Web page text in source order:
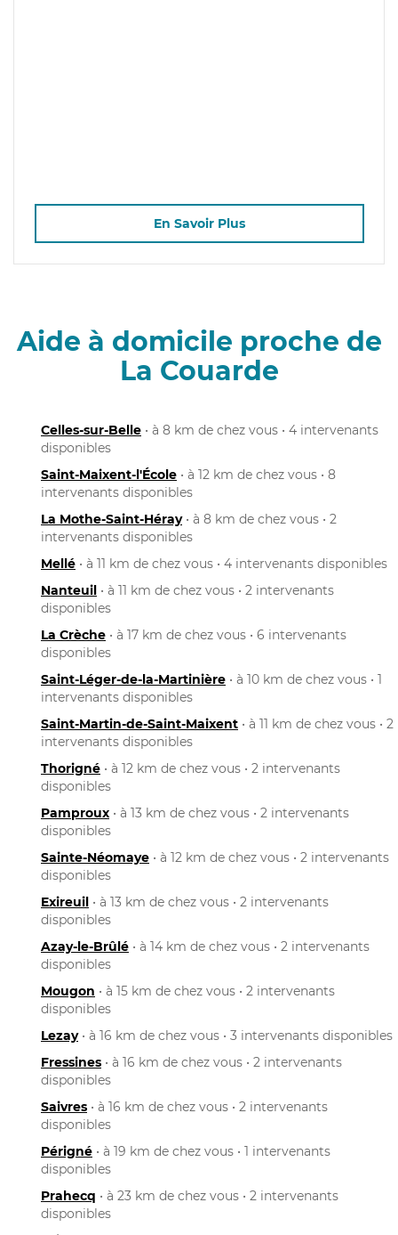
En Savoir Plus
Aide à domicile proche de
La Couarde
Celles-sur-Belle • à 8 km de chez vous • 4 intervenants
disponibles
Saint-Maixent-l'École • à 12 km de chez vous • 8
intervenants disponibles
La Mothe-Saint-Héray• à 8 km de chez vous • 2
intervenants disponibles
Mellé • à 11 km de chez vous • 4 intervenants disponibles
Nanteuil • à 11 km de chez vous • 2 intervenants
disponibles
La Crèche • à 17 km de chez vous • 6 intervenants
disponibles
Saint-Léger-de-la-Martinière • à 10 km de chez vous • 1
intervenants disponibles
Saint-Martin-de-Saint-Maixent • à 11 km de chez vous • 2
intervenants disponibles
Thorigné • à 12 km de chez vous • 2 intervenants
disponibles
Pamproux • à 13 km de chez vous • 2 intervenants
disponibles
Sainte-Néomaye • à 12 km de chez vous • 2 intervenants
disponibles
Exireuil • à 13 km de chez vous • 2 intervenants
disponibles
Azay-le-Brûlé • à 14 km de chez vous • 2 intervenants
disponibles
Mougon • à 15 km de chez vous • 2 intervenants
disponibles
Lezay• à 16 km de chez vous • 3 intervenants disponibles
Fressines • à 16 km de chez vous • 2 intervenants
disponibles
Saivres • à 16 km de chez vous • 2 intervenants
disponibles
Périgné • à 19 km de chez vous • 1 intervenants
disponibles
Prahecq • à 23 km de chez vous • 2 intervenants
disponibles